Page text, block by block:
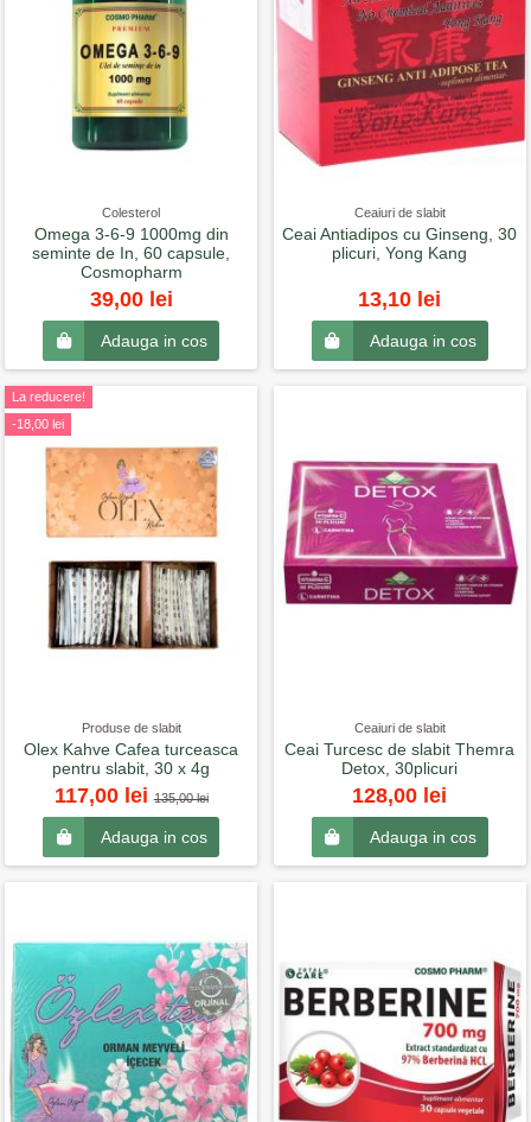
Colesterol
Omega 3-6-9 1000mg din
seminte de In, 60 capsule,
Cosmopharm
39,00 lei
Adauga in cos
Ceaiuri de slabit
Ceai Antiadipos cu Ginseng, 30
plicuri, Yong Kang
13,10 lei
Adauga in cos
La reducere!
-18,00 lei
Produse de slabit
Olex Kahve Cafea turceasca
pentru slabit, 30 x 4g
117,00 lei135,00 lei
Adauga in cos
Ceaiuri de slabit
Ceai Turcesc de slabit Themra
Detox, 30plicuri
128,00 lei
Adauga in cos